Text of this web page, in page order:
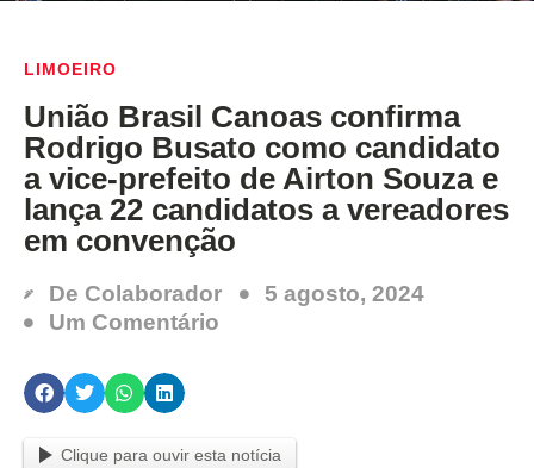
LIMOEIRO
União Brasil Canoas confirma
Rodrigo Busato como candidato
a vice-prefeito de Airton Souza e
lança 22 candidatos a vereadores
em convenção
De Colaborador
5 agosto, 2024
Um Comentário
Clique para ouvir esta notícia